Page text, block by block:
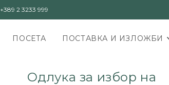
+389 2 3233 999
ПОСЕТА ПОСТАВКА И ИЗЛОЖБИ
Одлука за избор на